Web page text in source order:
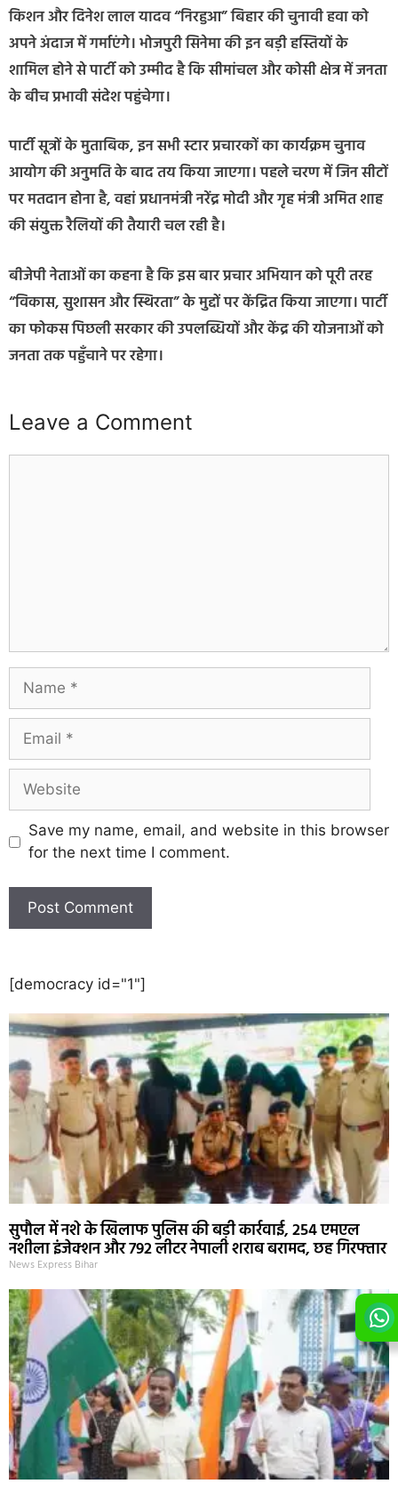
किशन और दिनेश लाल यादव “निरहुआ” बिहार की चुनावी हवा को
अपने अंदाज में गर्माएंगे। भोजपुरी सिनेमा की इन बड़ी हस्तियों के
शामिल होने से पार्टी को उम्मीद है कि सीमांचल और कोसी क्षेत्र में जनता
के बीच प्रभावी संदेश पहुंचेगा।
पार्टी सूत्रों के मुताबिक, इन सभी स्टार प्रचारकों का कार्यक्रम चुनाव
आयोग की अनुमति के बाद तय किया जाएगा। पहले चरण में जिन सीटों
पर मतदान होना है, वहां प्रधानमंत्री नरेंद्र मोदी और गृह मंत्री अमित शाह
की संयुक्त रैलियों की तैयारी चल रही है।
बीजेपी नेताओं का कहना है कि इस बार प्रचार अभियान को पूरी तरह
“विकास, सुशासन और स्थिरता” के मुद्दों पर केंद्रित किया जाएगा। पार्टी
का फोकस पिछली सरकार की उपलब्धियों और केंद्र की योजनाओं को
जनता तक पहुँचाने पर रहेगा।
Leave a Comment
Save my name, email, and website in this browser
for the next time I comment.
[democracy id="1"]
सुपौल में नशे के खिलाफ पुलिस की बड़ी कार्रवाई, 254 एमएल
नशीला इंजेक्शन और 792 लीटर नेपाली शराब बरामद, छह गिरफ्तार
News Express Bihar